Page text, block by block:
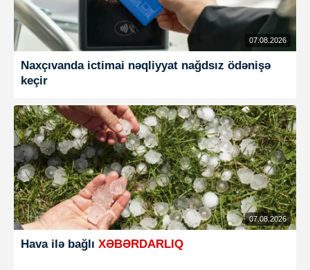
07.08.2026
Naxçıvanda ictimai nəqliyyat nağdsız ödənişə
keçir
07.08.2026
Hava ilə bağlı XƏBƏRDARLIQ